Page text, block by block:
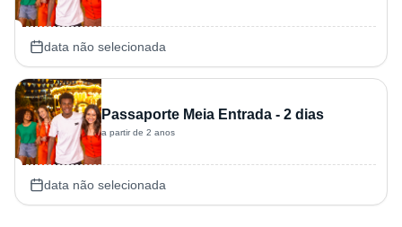
data não selecionada
Passaporte Meia Entrada - 2 dias
a partir de 2 anos
data não selecionada